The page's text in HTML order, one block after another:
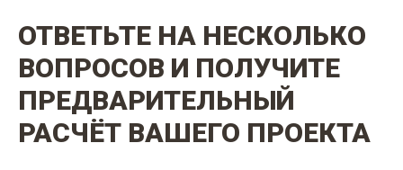
ОТВЕТЬТЕ НА НЕСКОЛЬКО
ВОПРОСОВ И ПОЛУЧИТЕ
ПРЕДВАРИТЕЛЬНЫЙ
РАСЧЁТ ВАШЕГО ПРОЕКТА